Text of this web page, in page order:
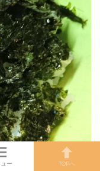
ュー TOPへ